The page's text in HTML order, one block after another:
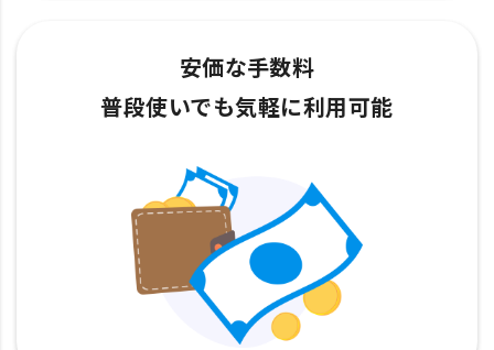
安価な手数料
普段使いでも気軽に利用可能